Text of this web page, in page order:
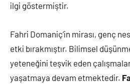
ilgi göstermiştir.
Fahri Domaniç’in mirası, genç
etki bırakmıştır. Bilimsel
yeteneğini teşvik eden
yaşatmaya devam etmektedir.